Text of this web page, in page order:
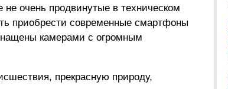
очень продвинутые в техническом
приобрести современные смартфоны
камерами с огромным
прекрасную природу,